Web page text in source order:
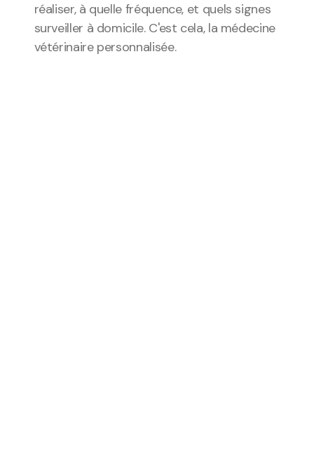
réaliser, à quelle fréquence, et quels signes
surveiller à domicile. C'est cela, la médecine
vétérinaire personnalisée.